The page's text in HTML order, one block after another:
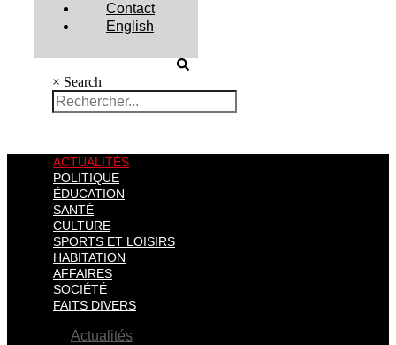
Contact
English
× Search
ACTUALITÉS
POLITIQUE
ÉDUCATION
SANTÉ
CULTURE
SPORTS ET LOISIRS
HABITATION
AFFAIRES
SOCIÉTÉ
FAITS DIVERS
Actualités